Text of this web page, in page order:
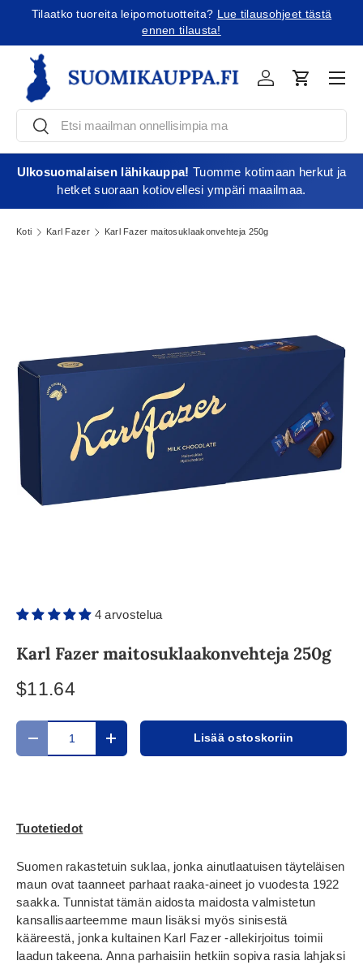
Tilaatko tuoreita leipomotuotteita? Lue tilausohjeet tästä
ennen tilausta!
EtsiEtsi
KirjauduOstoskori
Ulkosuomalaisen lähikauppa! Tuomme kotimaan herkut ja
hetket suoraan kotiovellesi ympäri maailmaa.
Koti Karl Fazer Karl Fazer maitosuklaakonvehteja 250g
4 arvostelua
Karl Fazer maitosuklaakonvehteja 250g
$11.64
Määrä
Translation missing: fi.cart.items.decrease_quantity
Translation missing:Lisää ostoskoriin
Tuotetiedot
Suomen rakastetuin suklaa, jonka ainutlaatuisen täyteläisen
maun ovat taanneet parhaat raaka-aineet jo vuodesta 1922
saakka. Tunnistat tämän aidosta maidosta valmistetun
kansallisaarteemme maun lisäksi myös sinisestä
kääreestä, jonka kultainen Karl Fazer -allekirjoitus toimii
laadun takeena. Anna parhaisiin hetkiin sopiva rasia lahjaksi